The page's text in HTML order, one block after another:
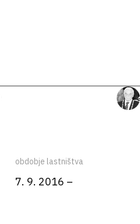
obdobje lastništva
7. 9. 2016 –